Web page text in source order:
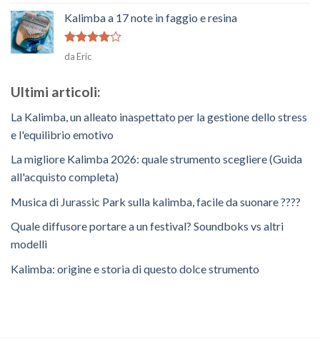
su
5
Kalimba a 17 note in faggio e resina
Voto
da Eric
Ultimi articoli:
La Kalimba, un alleato inaspettato per la gestione dello stress
e l'equilibrio emotivo
La migliore Kalimba 2026: quale strumento scegliere (Guida
all'acquisto completa)
Musica di Jurassic Park sulla kalimba, facile da suonare ????
Quale diffusore portare a un festival? Soundboks vs altri
modelli
Kalimba: origine e storia di questo dolce strumento